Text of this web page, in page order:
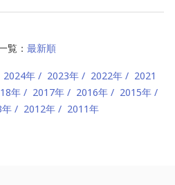
覧： 最新順
2024年 2023年 2022年
2021
年 2017年 2016年
2015年
2012年 2011年